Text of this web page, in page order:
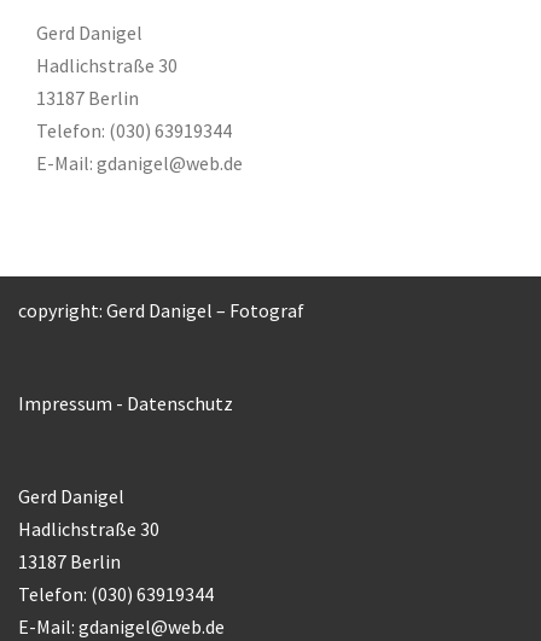
Gerd Danigel
Hadlichstraße 30
13187 Berlin
Telefon: (030) 63919344
E-Mail: gdanigel@web.de
copyright: Gerd Danigel – Fotograf
Impressum - Datenschutz
Gerd Danigel
Hadlichstraße 30
13187 Berlin
Telefon: (030) 63919344
E-Mail: gdanigel@web.de